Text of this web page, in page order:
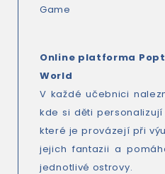
Game
Online platforma
World
V každé učebnici
kde si děti
které je provázejí při
jejich fantazii a
jednotlivé ostrovy.